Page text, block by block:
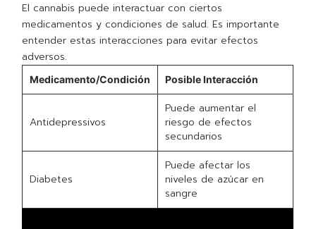
El cannabis puede interactuar con ciertos
medicamentos y condiciones de salud. Es importante
entender estas interacciones para evitar efectos
adversos.
Medicamento/Condición Posible Interacción
Antidepressivos
Puede aumentar el
riesgo de efectos
secundarios
Diabetes
Puede afectar los
niveles de azúcar en
sangre